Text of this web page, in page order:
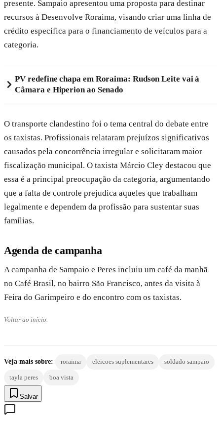
presente. Sampaio apresentou uma proposta para destinar
recursos à Desenvolve Roraima, visando criar uma linha de
crédito específica para o financiamento de veículos para a
categoria.
PV redefine chapa em Roraima: Rudson Leite vai à
Câmara e Hiperion ao Senado
O transporte clandestino foi o tema central do debate entre
os taxistas. Profissionais relataram prejuízos significativos
causados pela concorrência irregular e solicitaram maior
fiscalização municipal. O taxista Márcio Cley destacou que
essa é a principal preocupação da categoria, argumentando
que a falta de controle prejudica aqueles que trabalham
legalmente e dependem da profissão para sustentar suas
famílias.
Agenda de campanha
A campanha de Sampaio e Peres incluiu um café da manhã
no Café Brasil, no bairro São Francisco, antes da visita à
Feira do Garimpeiro e do encontro com os taxistas.
Voltar ao início.
Veja mais sobre: roraima eleicoes suplementares soldado sampaio
tayla peres boa vista
Salvar